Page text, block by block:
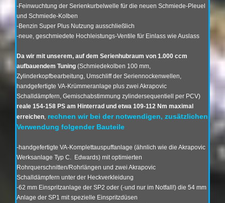
-Feinwuchtung der Serienkurbelwelle für die neuen Schmiede-Pleuel
und Schmiede-Kolben
-Benzin Super Plus Nutzung ausschließlich
-neue, geschmiedete Hochleistungs-Ventile für Einlass wie Auslass
Da wir mit unserem, auf dem Serienhubraum von 1.000 ccm
aufbauendem Tuning (Schmiedekolben 100 mm,
Zylinderkopfbearbeitung, Umschliff der Seriennockenwellen,
handgefertigte VA-Krümmeranlage plus zwei Akrapovic
Schalldämpfern, Gemischabstimmung zylindersequentiell per PCV)
reale 154-158 PS am Hinterrad und etwa 109-112 Nm maximal
erreichen, rechnen wir bei der notwendigen, zusätzlichen
Verwendung folgender Bauteile
-handgefertigte VA-Komplettauspuffanlage (ähnlich wie die Akrapovic
Werksanlage Typ C. Edwards) mit optimierten
Rohrquerschnitten/Rohrlängen und zwei Akrapovic
Schalldämpfern unter der Heckverkleidung
-62 mm Einspritzanlage der SP2 oder (-und nur im Notfall!) die 54 mm
Anlage der SP1 mit spezielle Einspritzdüsen